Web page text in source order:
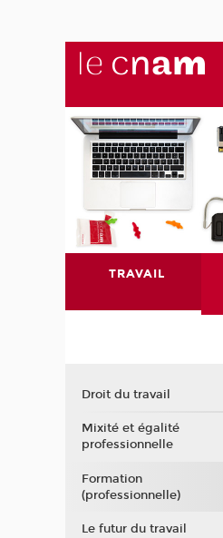
TRAVAIL
Droit du travail
Mixité et égalité
professionnelle
Formation
(professionnelle)
Le futur du travail